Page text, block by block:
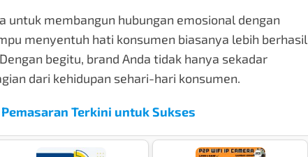
untuk membangun hubungan emosional dengan
menyentuh hati konsumen biasanya lebih berhasil
begitu, brand Anda tidak hanya sekadar
dari kehidupan sehari-hari konsumen.
Terkini untuk Sukses